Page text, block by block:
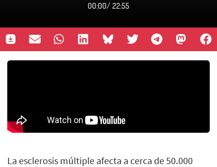
00:00/ 22:55
La esclerosis múltiple afecta a cerca de 50.000